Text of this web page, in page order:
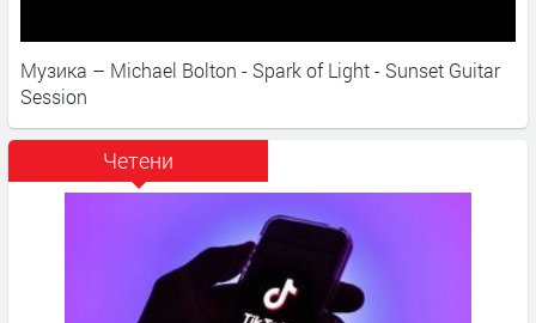
Музика – Michael Bolton - Spark of Light - Sunset Guitar
Session
Четени